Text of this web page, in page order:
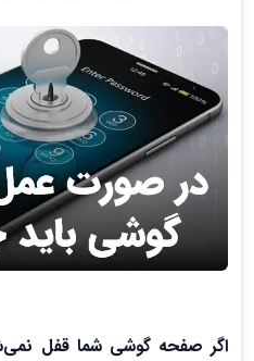
اگر صفحه گوشی شما قفل